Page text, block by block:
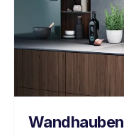
Wandhauben